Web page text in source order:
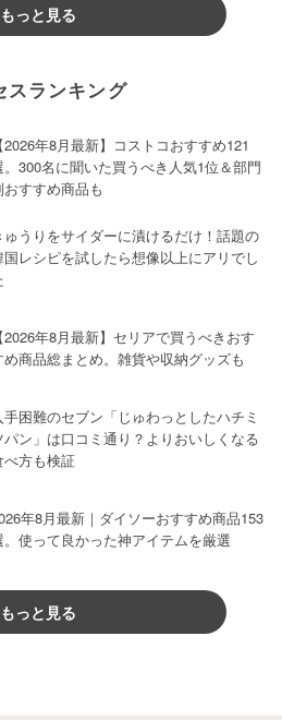
もっと見る
スランキング
【2026年8月最新】コストコおすすめ121
。300名に聞いた買うべき人気1位＆部門
おすすめ商品も
ゅうりをサイダーに漬けるだけ！話題の
国レシピを試したら想像以上にアリでし
【2026年8月最新】セリアで買うべきおす
め商品総まとめ。雑貨や収納グッズも
手困難のセブン「じゅわっとしたハチミ
パン」は口コミ通り？よりおいしくなる
べ方も検証
年8月最新｜ダイソーおすすめ商品153
。使って良かった神アイテムを厳選
もっと見る